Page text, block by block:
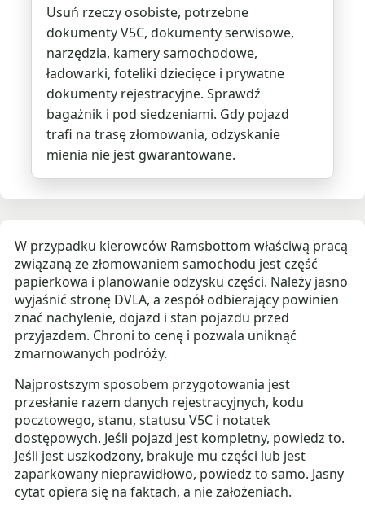
Usuń rzeczy osobiste, potrzebne
dokumenty V5C, dokumenty serwisowe,
narzędzia, kamery samochodowe,
ładowarki, foteliki dziecięce i prywatne
dokumenty rejestracyjne. Sprawdź
bagażnik i pod siedzeniami. Gdy pojazd
trafi na trasę złomowania, odzyskanie
mienia nie jest gwarantowane.
W przypadku kierowców Ramsbottom właściwą pracą
związaną ze złomowaniem samochodu jest część
papierkowa i planowanie odzysku części. Należy jasno
wyjaśnić stronę DVLA, a zespół odbierający powinien
znać nachylenie, dojazd i stan pojazdu przed
przyjazdem. Chroni to cenę i pozwala uniknąć
zmarnowanych podróży.
Najprostszym sposobem przygotowania jest
przesłanie razem danych rejestracyjnych, kodu
pocztowego, stanu, statusu V5C i notatek
dostępowych. Jeśli pojazd jest kompletny, powiedz to.
Jeśli jest uszkodzony, brakuje mu części lub jest
zaparkowany nieprawidłowo, powiedz to samo. Jasny
cytat opiera się na faktach, a nie założeniach.